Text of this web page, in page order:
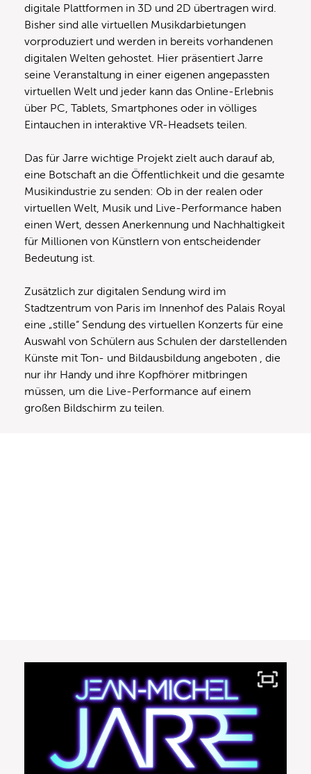
digitale Plattformen in 3D und 2D übertragen wird.
Bisher sind alle virtuellen Musikdarbietungen
vorproduziert und werden in bereits vorhandenen
digitalen Welten gehostet. Hier präsentiert Jarre
seine Veranstaltung in einer eigenen angepassten
virtuellen Welt und jeder kann das Online-Erlebnis
über PC, Tablets, Smartphones oder in völliges
Eintauchen in interaktive VR-Headsets teilen.
Das für Jarre wichtige Projekt zielt auch darauf ab,
eine Botschaft an die Öffentlichkeit und die gesamte
Musikindustrie zu senden: Ob in der realen oder
virtuellen Welt, Musik und Live-Performance haben
einen Wert, dessen Anerkennung und Nachhaltigkeit
für Millionen von Künstlern von entscheidender
Bedeutung ist.
Zusätzlich zur digitalen Sendung wird im
Stadtzentrum von Paris im Innenhof des Palais Royal
eine „stille“ Sendung des virtuellen Konzerts für eine
Auswahl von Schülern aus Schulen der darstellenden
Künste mit Ton- und Bildausbildung angeboten , die
nur ihr Handy und ihre Kopfhörer mitbringen
müssen, um die Live-Performance auf einem
großen Bildschirm zu teilen.